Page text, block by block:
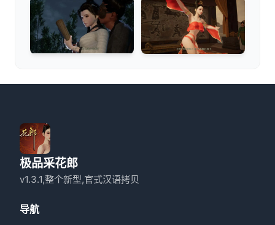
极品采花郎
v1.3.1,整个新型,官式汉语拷贝
导航